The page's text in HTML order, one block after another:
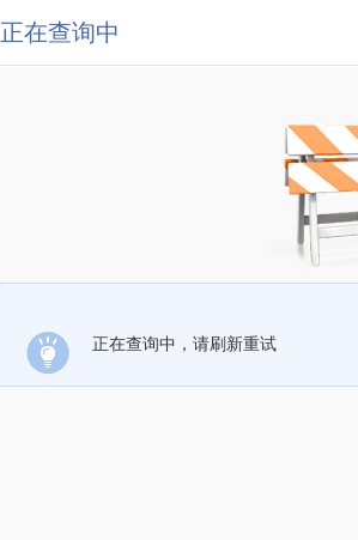
正在查询中
正在查询中，请刷新重试